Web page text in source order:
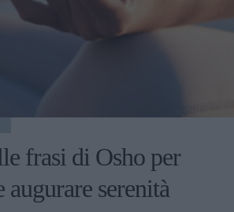
frasi di Osho per
augurare serenità